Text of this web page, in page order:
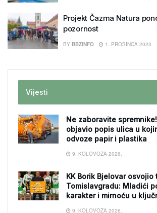
Projekt Čazma Natura
pozornost
BY BBZINFO 1. PROSINCA 2023.
Vijesti
Ne zaboravite
objavio popis ulica u
odvoze papir i plastika
9. KOLOVOZA 2026.
KK Borik Bjelovar osvojio
Tomislavgradu: Mladići
karakter i mirnoću u
9. KOLOVOZA 2026.